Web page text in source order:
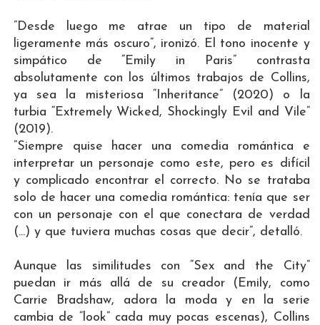
”Desde luego me atrae un tipo de material
ligeramente más oscuro”, ironizó. El tono inocente y
simpático de “Emily in Paris” contrasta
absolutamente con los últimos trabajos de Collins,
ya sea la misteriosa “Inheritance” (2020) o la
turbia “Extremely Wicked, Shockingly Evil and Vile”
(2019).
”Siempre quise hacer una comedia romántica e
interpretar un personaje como este, pero es difícil
y complicado encontrar el correcto. No se trataba
solo de hacer una comedia romántica: tenía que ser
con un personaje con el que conectara de verdad
(...) y que tuviera muchas cosas que decir”, detalló.
Aunque las similitudes con “Sex and the City”
puedan ir más allá de su creador (Emily, como
Carrie Bradshaw, adora la moda y en la serie
cambia de “look” cada muy pocas escenas), Collins